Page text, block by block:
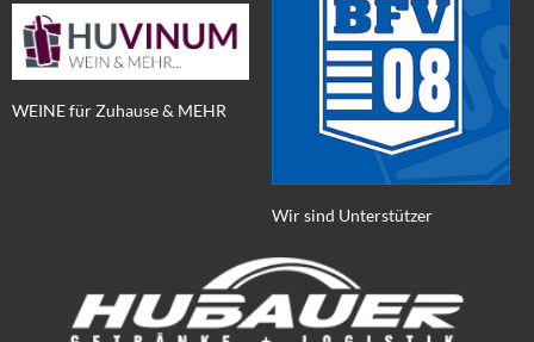
WEINE für Zuhause & MEHR
Wir sind Unterstützer